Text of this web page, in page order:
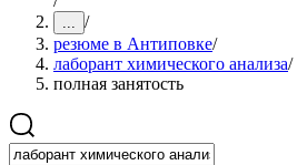
... /
резюме в Антиповке/
лаборант химического анализа/
полная занятость